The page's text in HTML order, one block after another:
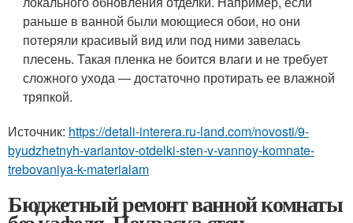
раньше в ванной были моющиеся обои, но они
потеряли красивый вид или под ними завелась
плесень. Такая пленка не боится влаги и не требует
сложного ухода — достаточно протирать ее влажной
тряпкой.
Источник: https://detali-interera.ru-land.com/novosti/9-
byudzhetnyh-variantov-otdelki-sten-v-vannoy-komnate-
trebovaniya-k-materialam
Бюджетный ремонт ванной комнаты